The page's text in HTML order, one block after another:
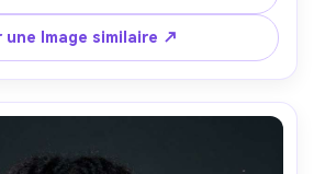
Z8 70mm, portrait de corps complet,
réalistes de sable humide,
d'été de magazine brillant, ultra-
réaliste- -ar 4:5
une Image similaire ↗